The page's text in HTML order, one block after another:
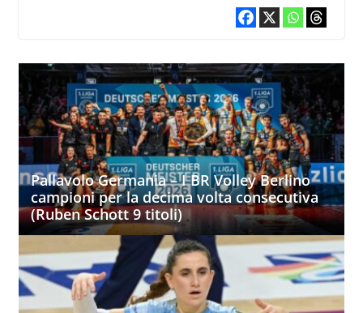
Pallavolo Germania – I BR Volley Berlino
campioni per la decima volta consecutiva
(Ruben Schott 9 titoli)